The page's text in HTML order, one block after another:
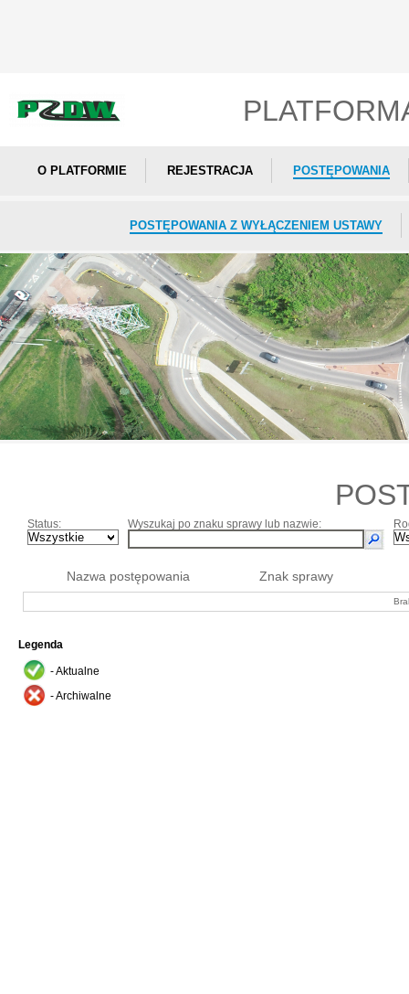
O PLATFORMIE REJESTRACJA POSTĘPOWANIA
POSTĘPOWANIA Z WYŁĄCZENIEM USTAWY
Status: Wyszukaj po znaku sprawy lub nazwie:
Nazwa postępowania Znak sprawy
Legenda
- Aktualne
- Archiwalne